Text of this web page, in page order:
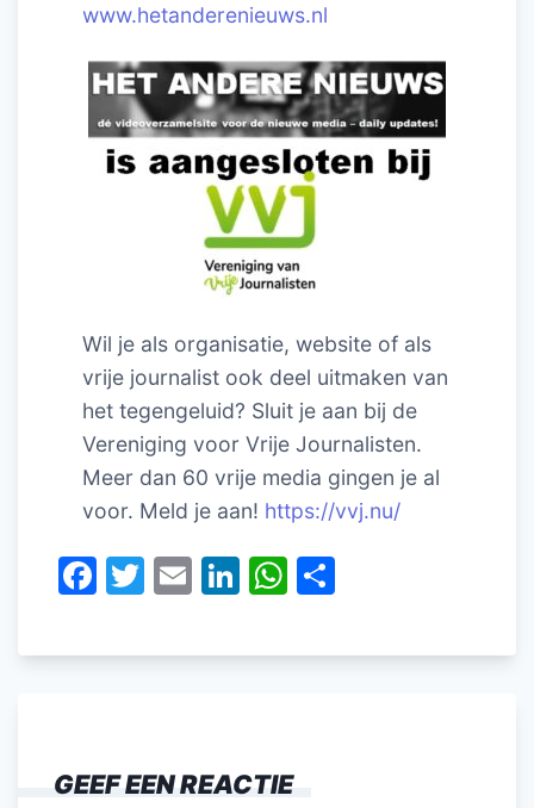
www.hetanderenieuws.nl
Wil je als organisatie, website of als
vrije journalist ook deel uitmaken van
het tegengeluid? Sluit je aan bij de
Vereniging voor Vrije Journalisten.
Meer dan 60 vrije media gingen je al
voor. Meld je aan! https://vvj.nu/
F
c
o
T
itt
E
ai
Li
k
n
W
at
p
e
GEEF EEN REACTIE